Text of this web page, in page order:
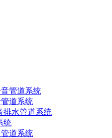
管道系统
道系统
排水管道系统
统
道系统